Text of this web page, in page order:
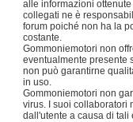
alle informazioni
collegati ne è
forum poiché non ha la
costante.
Gommoniemotori non
eventualmente presente
non può garantirne
in uso.
Gommoniemotori non
virus. I suoi collaboratori
dall'utente a causa di tali